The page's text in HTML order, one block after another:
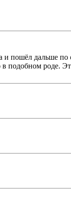
и пошёл дальше по
подобном роде.